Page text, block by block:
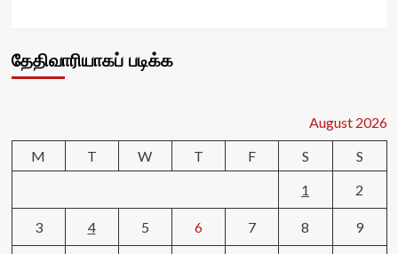
தேதிவாரியாகப் படிக்க
August 2026
M
T W T F S
S
1
2
3 4 5 6 7 8 9